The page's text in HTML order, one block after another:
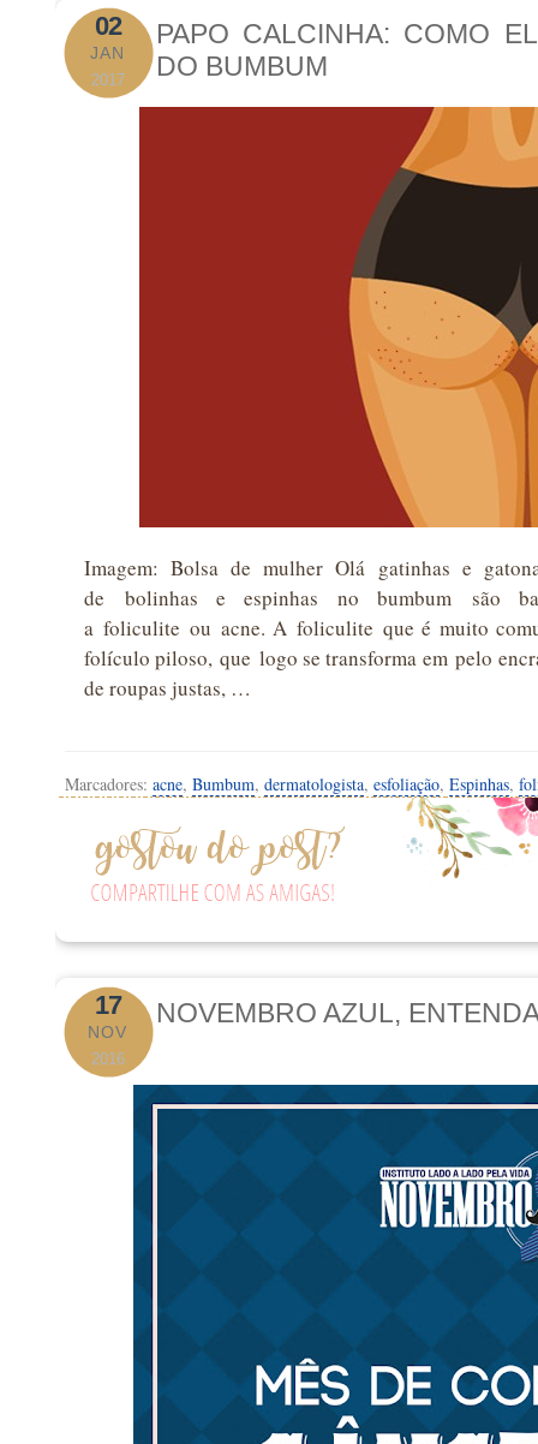
02
JAN
2017
PAPO CALCINHA: COMO
DO BUMBUM
Imagem: Bolsa de mulher Olá gatinhas e
de bolinhas e espinhas no bumbum são
a foliculite ou acne. A foliculite que é muito
folículo piloso, que logo se transforma em pelo
de roupas justas, …
Marcadores: acne, Bumbum, dermatologista, esfoliação, Espinhas,
17
NOV
2016
NOVEMBRO AZUL,